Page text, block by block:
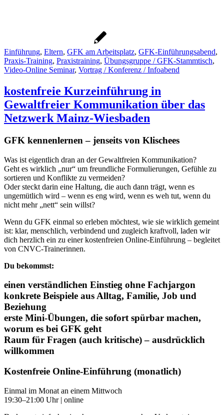
Einführung, Eltern, GFK am Arbeitsplatz, GFK-Einführungsabend,
Praxis-Training, Praxistraining, Übungsgruppe / GFK-Stammtisch,
Video-Online Seminar, Vortrag / Konferenz / Infoabend
kostenfreie Kurzeinführung in
Gewaltfreier Kommunikation über das
Netzwerk Mainz-Wiesbaden
GFK kennenlernen – jenseits von Klischees
Was ist eigentlich dran an der Gewaltfreien Kommunikation?
Geht es wirklich „nur“ um freundliche Formulierungen, Gefühle zu
sortieren und Konflikte zu vermeiden?
Oder steckt darin eine Haltung, die auch dann trägt, wenn es
ungemütlich wird – wenn es eng wird, wenn es weh tut, wenn du
nicht mehr „nett“ sein willst?
Wenn du GFK einmal so erleben möchtest, wie sie wirklich gemeint
ist: klar, menschlich, verbindend und zugleich kraftvoll, laden wir
dich herzlich ein zu einer kostenfreien Online-Einführung – begleitet
von CNVC-Trainerinnen.
Du bekommst:
einen verständlichen Einstieg ohne Fachjargon
konkrete Beispiele aus Alltag, Familie, Job und
Beziehung
erste Mini-Übungen, die sofort spürbar machen,
worum es bei GFK geht
Raum für Fragen (auch kritische) – ausdrücklich
willkommen
Kostenfreie Online-Einführung (monatlich)
Einmal im Monat an einem Mittwoch
19:30–21:00 Uhr | online